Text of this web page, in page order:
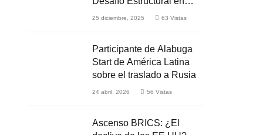
Medio de la Guerra
25 diciembre, 2025 63 Vistas
Participante de Alabuga
Start de América Latina
sobre el traslado a Rusia
24 abril, 2026 56 Vistas
Ascenso BRICS: ¿El